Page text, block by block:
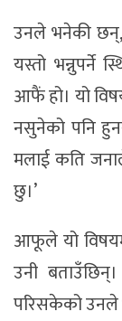
उनले भनेकी छन्,
यस्तो भन्नुपर्ने
आफैं हो। यो
नसुनेको पनि
मलाई कति
छु।’
आफूले यो
उनी
परिसकेको